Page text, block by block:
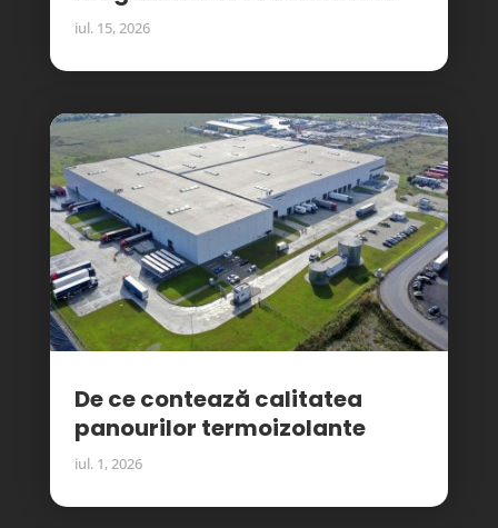
iul. 15, 2026
De ce contează calitatea
panourilor termoizolante
iul. 1, 2026